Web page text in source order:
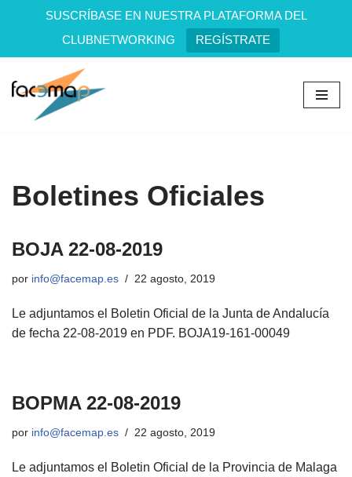
SUSCRÍBASE EN NUESTRA PLATAFORMA DEL
CLUBNETWORKING
REGÍSTRATE
Saltar
Boletines Oficiales
BOJA 22-08-2019
por info@facemap.es 22 agosto, 2019
Le adjuntamos el Boletin Oficial de la Junta de Andalucía
de fecha 22-08-2019 en PDF. BOJA19-161-00049
BOPMA 22-08-2019
por info@facemap.es 22 agosto, 2019
Le adjuntamos el Boletin Oficial de la Provincia de Malaga